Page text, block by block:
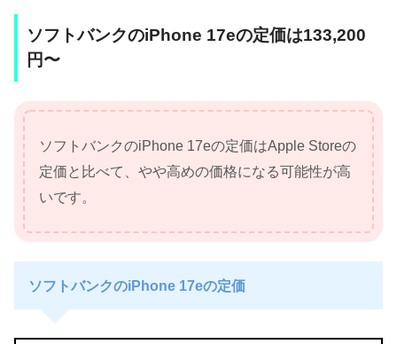
ソフトバンクのiPhone 17eの定価は133,200
円〜
ソフトバンクのiPhone 17eの定価はApple Storeの
定価と比べて、やや高めの価格になる可能性が高
いです。
ソフトバンクのiPhone 17eの定価